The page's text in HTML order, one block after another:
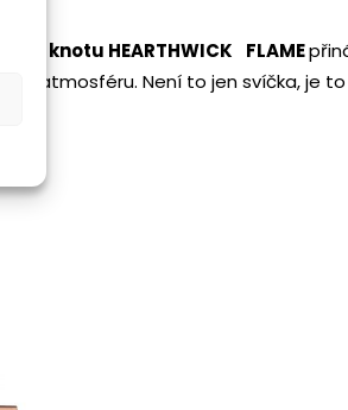
knotu HEARTHWICK FLAME
atmosféru. Není to jen svíčka, je